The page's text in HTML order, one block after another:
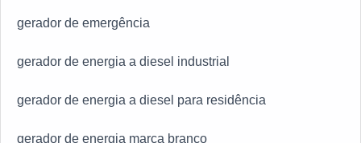
gerador de emergência
gerador de energia a diesel industrial
gerador de energia a diesel para residência
gerador de energia marca branco